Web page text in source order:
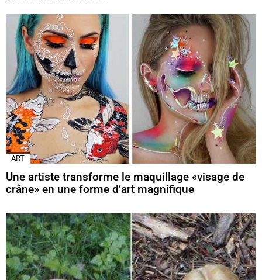
ART
Une artiste transforme le maquillage «visage de
crâne» en une forme d’art magnifique